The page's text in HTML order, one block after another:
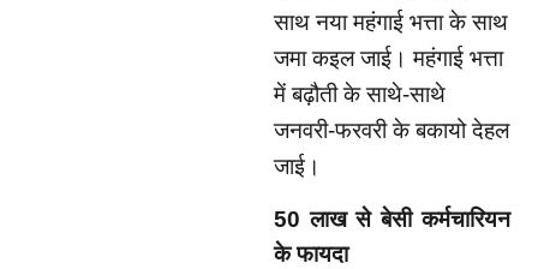
साथ नया महंगाई भत्ता के साथ
जमा कइल जाई। महंगाई भत्ता
में बढ़ौती के साथे-साथे
जनवरी-फरवरी के बकायो देहल
जाई।
50लाख सेबेसीकर्मचारियन
केफायदा